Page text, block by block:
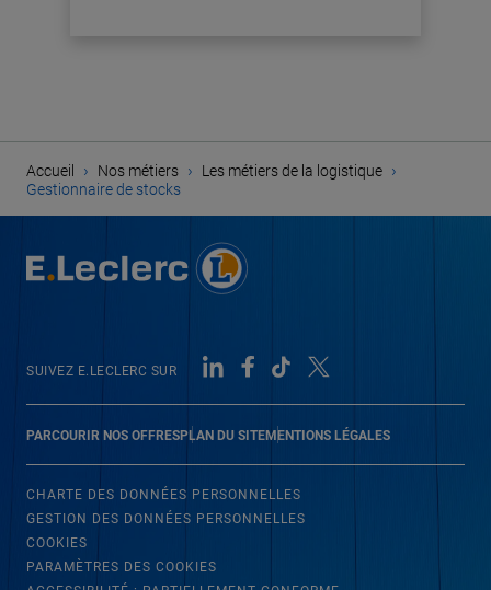
Accueil › Nos métiers › Les métiers de la logistique ›
Gestionnaire de stocks
PARCOURIR NOS OFFRESPLAN DU SITEMENTIONS LÉGALES
SUIVEZ E.LECLERC SUR
CHARTE DES DONNÉES PERSONNELLES
GESTION DES DONNÉES PERSONNELLES
COOKIES
PARAMÈTRES DES COOKIES